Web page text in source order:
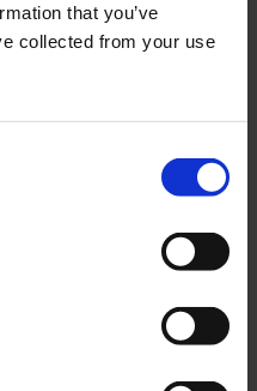
that you’ve
collected from your use
2-5 vardagar